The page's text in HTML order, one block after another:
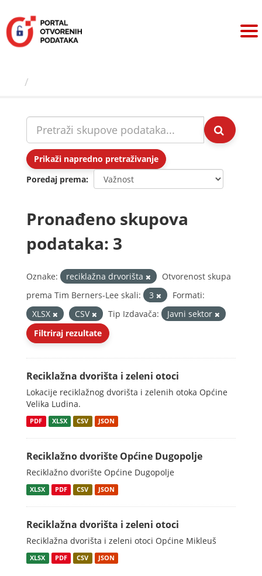
sadržaj
Prikaži napredno pretraživanje
Poredaj prema
Pronađeno skupova
podataka: 3
Oznake: reciklažna drvorišta
Otvorenost skupa
prema Tim Berners-Lee skali:
3
Formati:
XLSX
CSV Tip Izdavača:
Javni sektor
Filtriraj rezultate
Reciklažna dvorišta i zeleni otoci
Lokacije reciklažnog dvorišta i zelenih otoka Općine
Velika Ludina.
PDF XLSX CSV JSON
Reciklažno dvorište Općine Dugopolje
Reciklažno dvorište Općine Dugopolje
XLSX PDF CSV JSON
Reciklažna dvorišta i zeleni otoci
Reciklažna dvorišta i zeleni otoci Općine Mikleuš
XLSX PDF CSV JSON